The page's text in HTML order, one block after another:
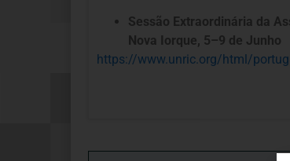
Sessão Extraordinária da
Nova Iorque, 5–9 de Junho
https://www.unric.org/html/